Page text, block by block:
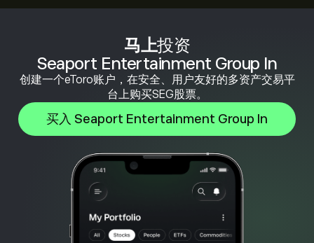
马上投资
Seaport Entertainment Group In
创建一个eToro账户，在安全、用户友好的多资产交易平
台上购买SEG股票。
买入 Seaport Entertainment Group In